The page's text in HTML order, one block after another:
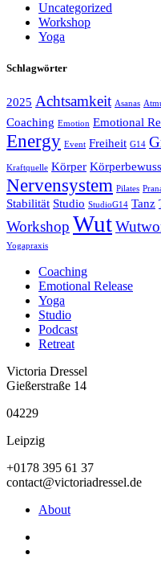
Uncategorized
Workshop
Yoga
Schlagwörter
2025 Achtsamkeit Asanas
Coaching Emotion Emotional
Energy Event Freiheit G14
Kraftquelle Körper
Nervensystem Pilates
Stabilität Studio StudioG14 Tanz
Workshop Wut
Yogapraxis
Coaching
Emotional Release
Yoga
Studio
Podcast
Retreat
Victoria Dressel
Gießerstraße 14
04229
Leipzig
+0178 395 61 37
contact@victoriadressel.de
About